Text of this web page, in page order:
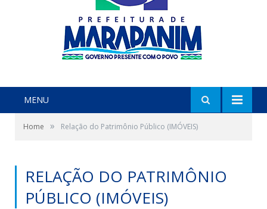
MENU
Home » Relação do Patrimônio Público (IMÓVEIS)
RELAÇÃO DO PATRIMÔNIO
PÚBLICO (IMÓVEIS)